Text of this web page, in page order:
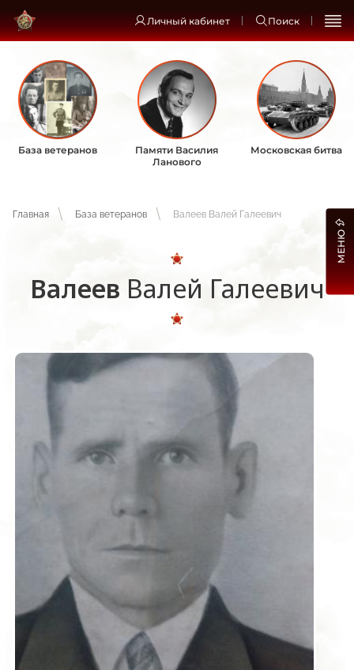
Личный кабинет Поиск
База ветеранов
Памяти Василия
Ланового
Московская битва
Главная База ветеранов Валеев Валей Галеевич
Валеев Валей Галеевич
МЕНЮ